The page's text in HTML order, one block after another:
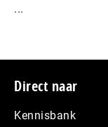
...
Footer
Direct naar
Kennisbank